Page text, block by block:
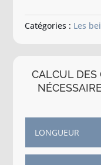
Catégories : Les
CALCUL DES